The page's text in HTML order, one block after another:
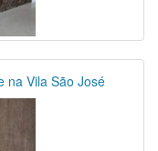
na Vila São José